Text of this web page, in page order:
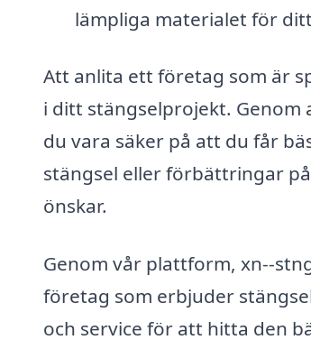
lämpliga materialet för
Att anlita ett företag som är
i ditt stängselprojekt.
du vara säker på att du får
stängsel eller förbättringar
önskar.
Genom vår plattform, xn--
företag som erbjuder
och service för att hitta den